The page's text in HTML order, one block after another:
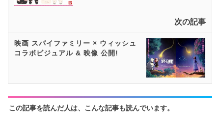
次の記事
映画 スパイファミリー × ウィッシュ
コラボビジュアル & 映像 公開!
この記事を読んだ人は、こんな記事も読んでいます。